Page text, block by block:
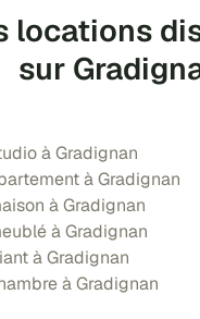
locations
sur
à Gradignan
à Gradignan
à Gradignan
à Gradignan
à Gradignan
à Gradignan